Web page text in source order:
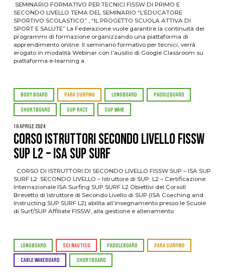
SEMINARIO FORMATIVO PER TECNICI FISSW DI PRIMO E
SECONDO LIVELLO TEMA DEL SEMINARIO “L’EDUCATORE
SPORTIVO SCOLASTICO” , “IL PROGETTO SCUOLA ATTIVA DI
SPORT E SALUTE” La Federazione vuole garantire la continuità dei
programmi di formazione organizzando una piattaforma di
apprendimento online. Il seminario formativo per tecnici, verrà
erogato in modalità Webinar con l’ausilio di Google Classroom su
piattaforma e-learning a
BODY BOARD PARA SURFING LONGBOARD PADDLEBOARD
SHORTBOARD SUP RACE SUP WAVE
16 Aprile 2024
CORSO ISTRUTTORI SECONDO LIVELLO FISSW
SUP L2 – ISA SUP SURF
CORSO DI ISTRUTTORI DI SECONDO LIVELLO FISSW SUP – ISA SUP
SURF L2 SECONDO LIVELLO – Istruttore di SUP L2 – Certificazione
Internazionale ISA Surfing SUP SURF L2 Obiettivi del CorsoIl
Brevetto di Istruttore di Secondo Livello di SUP (ISA Coaching and
Instructing SUP SURF L2) abilita all’insegnamento presso le Scuole
di Surf/SUP Affiliate FISSW, alla gestione e allenamento
LONGBOARD SCI NAUTICO PADDLEBOARD PARA SURFING
CABLE WAKEBOARD SHORTBOARD